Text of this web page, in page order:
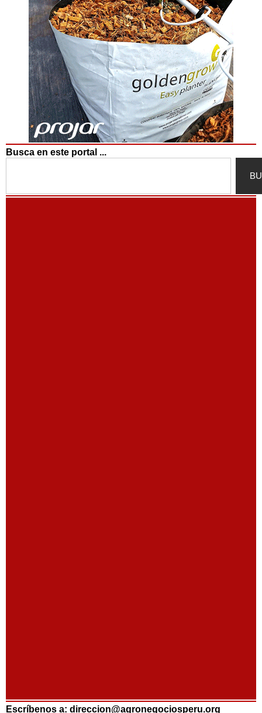
Busca en este portal ...
Escríbenos a: direccion@agronegociosperu.org